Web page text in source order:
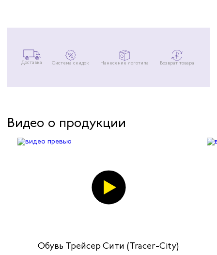
Доставка Система скидок Нанесение логотипа Возврат товара
Видео о продукции
Обувь Трейсер Сити (Tracer-City)